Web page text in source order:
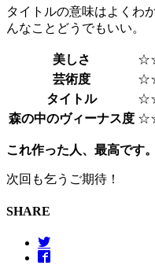
タイトルの意味はよくわ
んなことどうでもいい。
美しさ
芸術度
タイトル
森の中のヴィーナス度
これ作った人、最高です。
次回も乞うご期待！
SHARE